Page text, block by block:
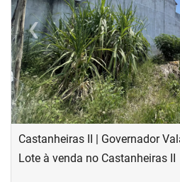
‹Previous
Castanheiras II | Governador
Lote à venda no Castanheiras II